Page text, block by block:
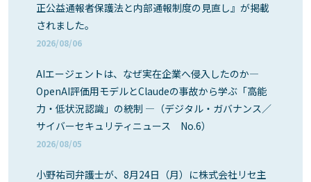
正公益通報者保護法と内部通報制度の見直し』が掲載
されました。
2026/08/06
AIエージェントは、なぜ実在企業へ侵入したのか―
OpenAI評価用モデルとClaudeの事故から学ぶ「高能
力・低状況認識」の統制 ―（デジタル・ガバナンス／
サイバーセキュリティニュース No.6）
2026/08/05
小野祐司弁護士が、8月24日（月）に株式会社リセ主